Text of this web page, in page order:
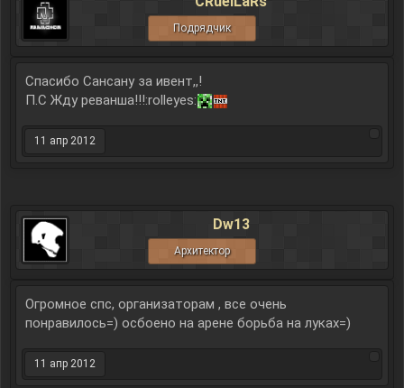
Подрядчик
Спасибо Сансану за ивент,,!
П.С Жду реванша!!!:rolleyes:
11 апр 2012
Dw13
Архитектор
Огромное спс, организаторам , все очень
понравилось=) осбоено на арене борьба на луках=)
11 апр 2012